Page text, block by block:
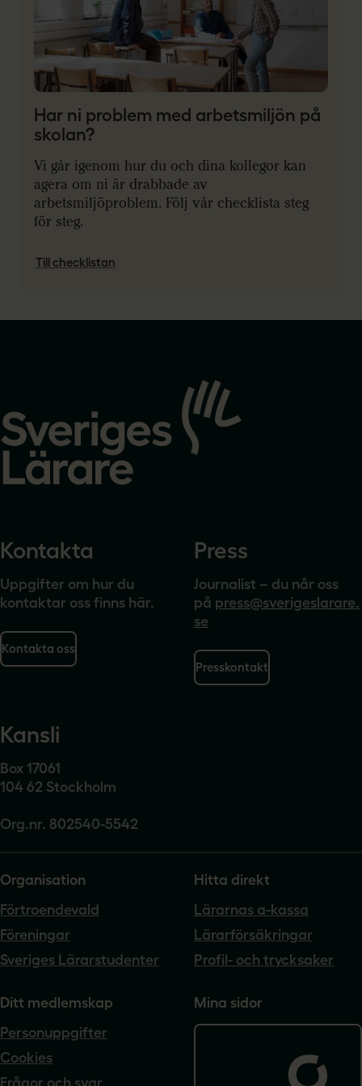
Har ni problem med arbetsmiljön på
skolan?
Vi går igenom hur du och dina kollegor kan
agera om ni är drabbade av
arbetsmiljöproblem. Följ vår checklista steg
för steg.
Till checklistan
startsidan
Kontakta
Uppgifter om hur du
kontaktar oss finns här.
Kontakta oss
Press
Journalist – du når oss
på press@sverigeslarare.
se
Presskontakt
Kansli
Box 17061
104 62 Stockholm
Org.nr. 802540-5542
Organisation
Förtroendevald
Föreningar
Sveriges Lärarstudenter
Hitta direkt
Lärarnas a-kassa
Lärarförsäkringar
Profil- och trycksaker
Ditt medlemskap
Personuppgifter
Cookies
Frågor och svar
Mina sidor